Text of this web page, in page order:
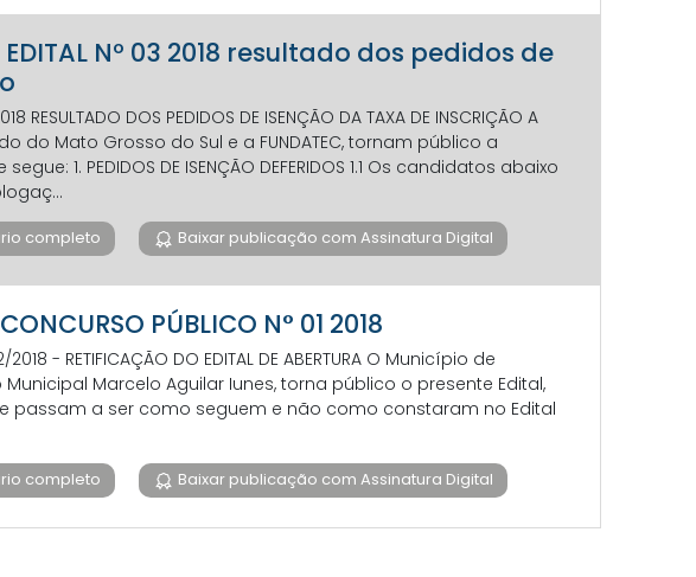
Nº 03 2018 resultado dos pedidos de
RESULTADO DOS PEDIDOS DE ISENÇÃO DA TAXA DE INSCRIÇÃO A
do Mato Grosso do Sul e a FUNDATEC, tornam público a
1. PEDIDOS DE ISENÇÃO DEFERIDOS 1.1 Os candidatos abaixo
completo Baixar publicação com Assinatura Digital
PÚBLICO N° 01 2018
2018 - RETIFICAÇÃO DO EDITAL DE ABERTURA O Município de
Marcelo Aguilar Iunes, torna público o presente Edital,
passam a ser como seguem e não como constaram no Edital
completo Baixar publicação com Assinatura Digital